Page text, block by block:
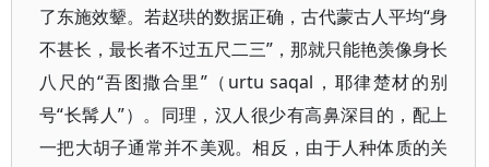
了东施效颦。若赵珙的数据正确，古代蒙古人平均“身
不甚长，最长者不过五尺二三”，那就只能艳羡像身长
八尺的“吾图撒合里”（urtu saqal，耶律楚材的别
号“长髯人”）。同理，汉人很少有高鼻深目的，配上
一把大胡子通常并不美观。相反，由于人种体质的关